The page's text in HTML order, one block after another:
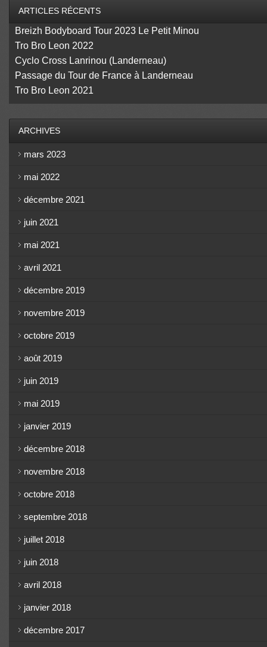
ARTICLES RÉCENTS
Breizh Bodyboard Tour 2023 Le Petit Minou
Tro Bro Leon 2022
Cyclo Cross Lanrinou (Landerneau)
Passage du Tour de France à Landerneau
Tro Bro Leon 2021
ARCHIVES
mars 2023
mai 2022
décembre 2021
juin 2021
mai 2021
avril 2021
décembre 2019
novembre 2019
octobre 2019
août 2019
juin 2019
mai 2019
janvier 2019
décembre 2018
novembre 2018
octobre 2018
septembre 2018
juillet 2018
juin 2018
avril 2018
janvier 2018
décembre 2017